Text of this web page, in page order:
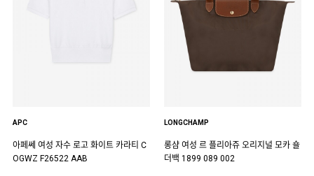
APC
아페쎄 여성 자수 로고 화이트 카라티 C
OGWZ F26522 AAB
LONGCHAMP
롱샴 여성 르 플리아쥬 오리지널 모카 숄
더백 1899 089 002